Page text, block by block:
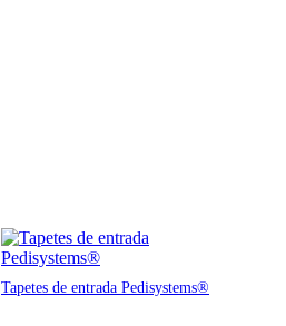
Tapetes de entrada Pedisystems®